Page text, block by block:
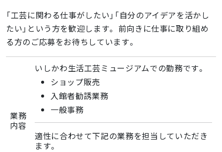
「工芸に関わる仕事がしたい」「自分のアイデアを活かし
たい」という方を歓迎します。 前向きに仕事に取り組め
る方のご応募をお待ちしています。
業務
内容
いしかわ生活工芸ミュージアムでの勤務です。
ショップ販売
入館者勧誘業務
一般事務
適性に合わせて下記の業務を担当していただき
ます。